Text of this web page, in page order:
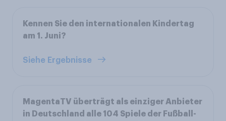
Kennen Sie den internationalen Kindertag
am 1. Juni?
Siehe Ergebnisse
MagentaTV überträgt als einziger Anbieter
in Deutschland alle 104 Spiele der Fußball-